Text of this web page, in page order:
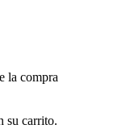
la compra
su carrito.